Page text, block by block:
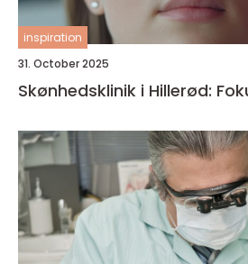
inspiration
31. October 2025
Skønhedsklinik i Hillerød: